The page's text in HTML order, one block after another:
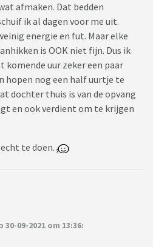
afmaken. Dat bedden
ik al dagen voor me uit.
energie en fut. Maar elke
is OOK niet fijn. Dus ik
uur zeker een paar
hopen nog een half uurtje te
dochter thuis is van de opvang
en ook verdient om te krijgen
te doen.
09-2021 om 13:36: